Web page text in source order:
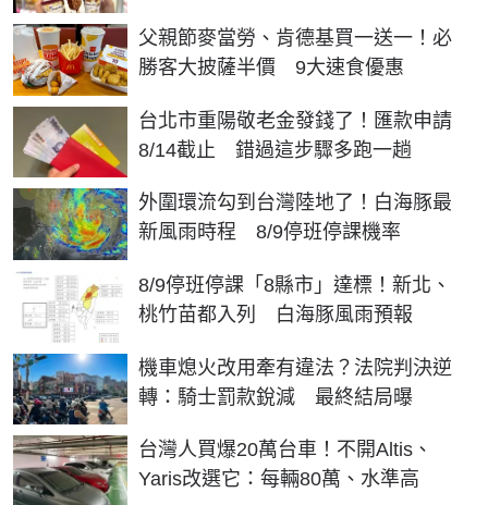
父親節麥當勞、肯德基買一送一！必
勝客大披薩半價 9大速食優惠
台北市重陽敬老金發錢了！匯款申請
8/14截止 錯過這步驟多跑一趟
外圍環流勾到台灣陸地了！白海豚最
新風雨時程 8/9停班停課機率
8/9停班停課「8縣市」達標！新北、
桃竹苗都入列 白海豚風雨預報
機車熄火改用牽有違法？法院判決逆
轉：騎士罰款銳減 最終結局曝
台灣人買爆20萬台車！不開Altis、
Yaris改選它：每輛80萬、水準高